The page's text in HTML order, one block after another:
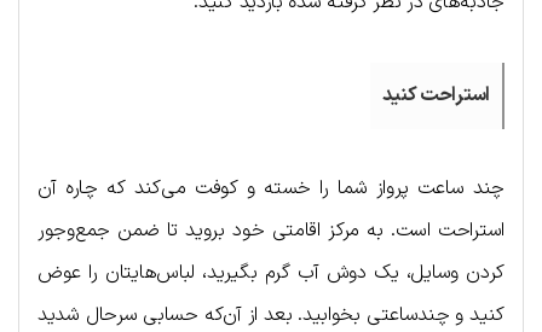
استراحت کنید
چند ساعت پرواز شما را خسته و کوفت می‌کند که چاره آن
استراحت است. به مرکز اقامتی خود بروید تا ضمن جمع‌وجور
کردن وسایل، یک دوش آب گرم بگیرید، لباس‌هایتان را عوض
کنید و چندساعتی بخوابید. بعد از آن‌که حسابی سرحال شدید